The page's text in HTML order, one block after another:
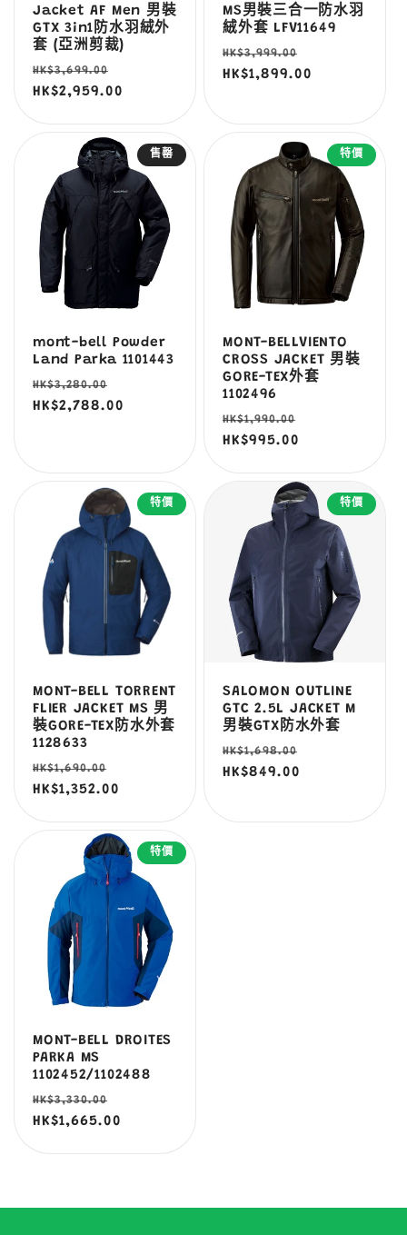
Jacket AF Men 男裝
GTX 3in1防水羽絨外
套 (亞洲剪裁)
定
價
HK$3,699.00
價
HK$2,959.00
MS男裝三合一防水羽
絨外套 LFV11649
定
價
HK$3,999.00
價
HK$1,899.00
售罄
mont-bell Powder
Land Parka 1101443
定
價
HK$3,280.00
價
HK$2,788.00
特價
MONT-BELLVIENTO
CROSS JACKET 男裝
GORE-TEX外套
1102496
定
價
HK$1,990.00
HK$995.00
特價
MONT-BELL TORRENT
FLIER JACKET MS 男
裝GORE-TEX防水外套
1128633
定
價
HK$1,690.00
價
HK$1,352.00
特價
SALOMON OUTLINE
GTC 2.5L JACKET M
男裝GTX防水外套
定
價
HK$1,698.00
HK$849.00
特價
MONT-BELL DROITES
PARKA MS
1102452/1102488
定
價
HK$3,330.00
價
HK$1,665.00